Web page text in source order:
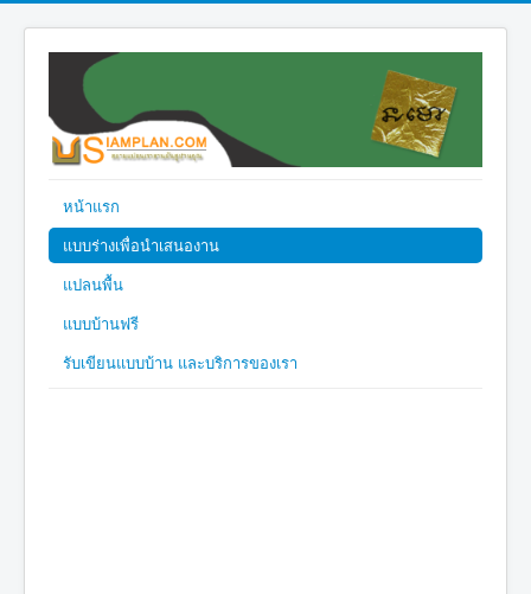
หน้าแรก
แบบร่างเพื่อนำเสนองาน
แปลนพื้น
แบบบ้านฟรี
รับเขียนแบบบ้าน และบริการของเรา